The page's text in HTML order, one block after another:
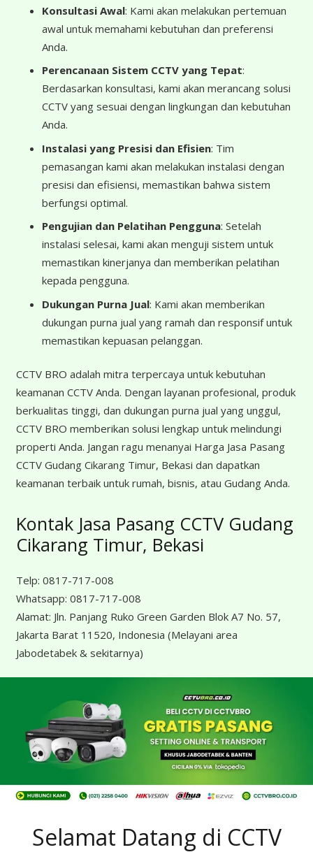
Konsultasi Awal: Kami akan melakukan pertemuan
awal untuk memahami kebutuhan dan preferensi
Anda.
Perencanaan Sistem CCTV yang Tepat:
Berdasarkan konsultasi, kami akan merancang solusi
CCTV yang sesuai dengan lingkungan dan kebutuhan
Anda.
Instalasi yang Presisi dan Efisien: Tim
pemasangan kami akan melakukan instalasi dengan
presisi dan efisiensi, memastikan bahwa sistem
berfungsi optimal.
Pengujian dan Pelatihan Pengguna: Setelah
instalasi selesai, kami akan menguji sistem untuk
memastikan kinerjanya dan memberikan pelatihan
kepada pengguna.
Dukungan Purna Jual: Kami akan memberikan
dukungan purna jual yang ramah dan responsif untuk
memastikan kepuasan pelanggan.
CCTV BRO adalah mitra terpercaya untuk kebutuhan
keamanan CCTV Anda. Dengan layanan profesional, produk
berkualitas tinggi, dan dukungan purna jual yang unggul,
CCTV BRO memberikan solusi lengkap untuk melindungi
properti Anda. Jangan ragu menanyai Harga Jasa Pasang
CCTV Gudang Cikarang Timur, Bekasi dan dapatkan
keamanan terbaik untuk rumah, bisnis, atau Gudang Anda.
Kontak Jasa Pasang CCTV Gudang
Cikarang Timur, Bekasi
Telp: 0817-717-008
Whatsapp: 0817-717-008
Alamat: Jln. Panjang Ruko Green Garden Blok A7 No. 57,
Jakarta Barat 11520, Indonesia (Melayani area
Jabodetabek & sekitarnya)
Selamat Datang di CCTV